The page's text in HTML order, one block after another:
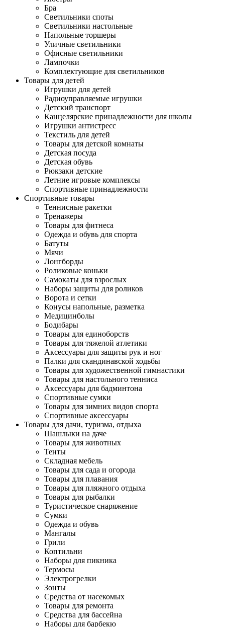
Бра
Светильники споты
Светильники настольные
Напольные торшеры
Уличные светильники
Офисные светильники
Лампочки
Комплектующие для светильников
Товары для детей
Игрушки для детей
Радиоуправляемые игрушки
Детский транспорт
Канцелярские принадлежности для школы
Игрушки антистресс
Текстиль для детей
Товары для детской комнаты
Детская посуда
Детская обувь
Рюкзаки детские
Летние игровые комплексы
Спортивные принадлежности
Спортивные товары
Теннисные ракетки
Тренажеры
Товары для фитнеса
Одежда и обувь для спорта
Батуты
Мячи
Лонгборды
Роликовые коньки
Самокаты для взрослых
Наборы защиты для роликов
Ворота и сетки
Конусы напольные, разметка
Медицинболы
Бодибары
Товары для единоборств
Товары для тяжелой атлетики
Аксессуары для защиты рук и ног
Палки для скандинавской ходьбы
Товары для художественной гимнастики
Товары для настольного тенниса
Аксессуары для бадминтона
Спортивные сумки
Товары для зимних видов спорта
Спортивные аксессуары
Товары для дачи, туризма, отдыха
Шашлыки на даче
Товары для животных
Тенты
Складная мебель
Товары для сада и огорода
Товары для плавания
Товары для пляжного отдыха
Товары для рыбалки
Туристическое снаряжение
Сумки
Одежда и обувь
Мангалы
Грили
Коптильни
Наборы для пикника
Термосы
Электрогрелки
Зонты
Средства от насекомых
Товары для ремонта
Средства для бассейна
Наборы для барбекю